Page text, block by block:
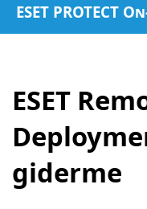
ESET PROTECT
ESET
giderme